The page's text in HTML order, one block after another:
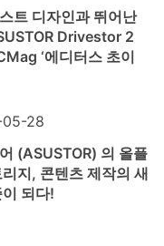
트 디자인과 뛰어난
Drivestor 2
‘에디터스 초이
28
(ASUSTOR) 의 올플
지, 콘텐츠 제작의 새
되다!